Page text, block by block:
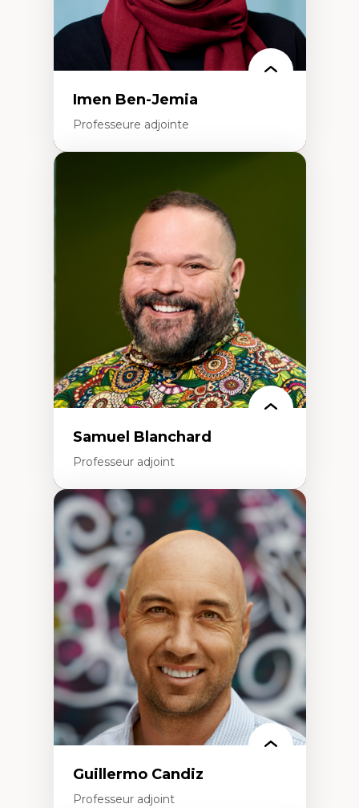
Imen Ben-Jemia
Professeure adjointe
Discours sur la ville et représentations
Mosquées, formes et usages au Canada
Reconnaissance et représentations des
communautés immigrantes dans l'espace
Design architectural et urbain
Patrimoine et patrimonialisation
Études postcoloniales et décolonisation des
savoirs
Samuel Blanchard
Professeur adjoint
Expertises
Didactique des sciences – processus
d’enquête et culture scientifique
Éducation en milieu minoritaire –
construction identitaire et conscience
critique
Technologies éducatives – ludification et
programmation pédagogique
La langue dans toutes les matières –
environnement discursif et langage
scientifique
Guillermo Candiz
Professeur adjoint